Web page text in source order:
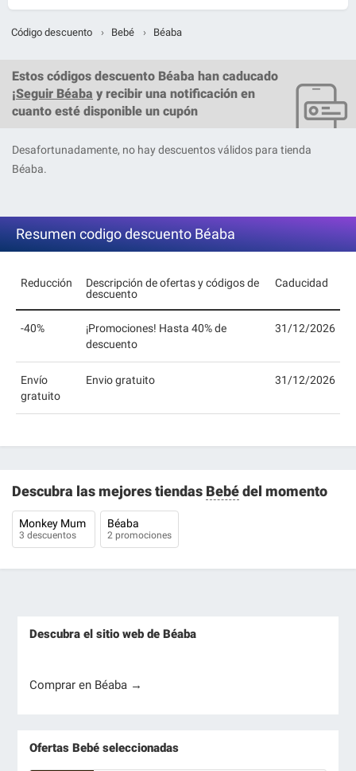
Código descuento › Bebé › Béaba
Estos códigos descuento Béaba han caducado
¡Seguir Béaba y recibir una notificación en
cuanto esté disponible un cupón
Desafortunadamente, no hay descuentos válidos para tienda
Béaba.
Resumen codigo descuento Béaba
Reducción
Descripción de ofertas y códigos de
descuento
Caducidad
-40%
¡Promociones! Hasta 40% de
descuento
31/12/2026
Envío
gratuito
Envio gratuito 31/12/2026
Descubra las mejores tiendas Bebédel momento
Monkey Mum
3 descuentos
Béaba
2 promociones
Descubra el sitio web de Béaba
Comprar en Béaba →
Ofertas Bebé seleccionadas